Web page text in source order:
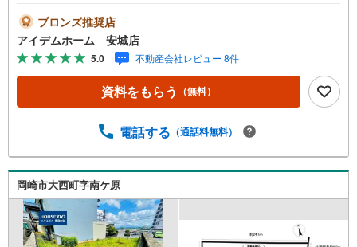
ウスメーカーで建築可能♪■ライフライン工事込価格！《本
日見学OK！》営業時間内（9:00～19:00）は、下記電話フ
ォームよりお電話をして頂けるとスムーズに見学のご案内
ができます。＜自己資金0円でも大丈夫！＞*水曜日も営業
しております！*今から見たい！聞きたい！にスピード対
応！*自己資金なしでも購入出来ます！*自営業の方・買い
ご来店のメリット・ネット掲載以外の発売予定物件の情報
進捗状況の提供・豊富な物件情報の中からお客様のご要望
に合わせて物件をご紹介～*アイデムホームではお客様第一
での営業を心掛けております*～是非お気軽にお問い合わせ
くださいませ！
ブロンズ推奨店
アイデムホーム 安城店
5.0 不動産会社レビュー 8件
資料をもらう （無料）
電話する （通話料無料）
岡崎市大西町字南ケ原